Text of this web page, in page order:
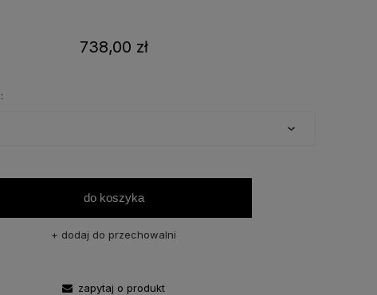
738,00 zł
do koszyka
dodaj do przechowalni
zapytaj o produkt